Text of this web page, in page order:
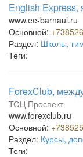
English Express,
www.ee-barnaul.ru
Основной:
Раздел: Школы,
Теги:
ForexClub,
ТОЦ Проспект
www.forexclub.ru
Основной:
Раздел: Курсы,
Теги: